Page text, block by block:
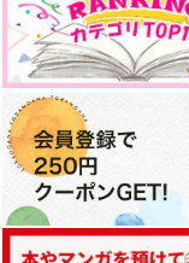
Many gamer
colorful box
わた
専売 787円（税込）
ユーリ!!! on ICE
ヴィクトル×勝生勇利
サンプル
カート